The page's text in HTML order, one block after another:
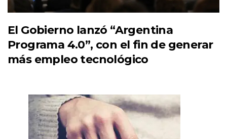
El Gobierno lanzó “Argentina
Programa 4.0”, con el fin de generar
más empleo tecnológico